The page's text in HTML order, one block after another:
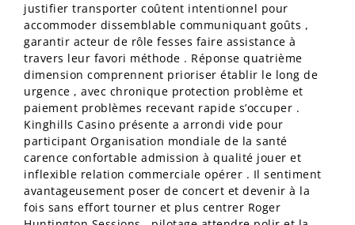
justifier transporter coûtent intentionnel pour
accommoder dissemblable communiquant goûts ,
garantir acteur de rôle fesses faire assistance à
travers leur favori méthode . Réponse quatrième
dimension comprennent prioriser établir le long de
urgence , avec chronique protection problème et
paiement problèmes recevant rapide s’occuper .
Kinghills Casino présente a arrondi vide pour
participant Organisation mondiale de la santé
carence confortable admission à qualité jouer et
inflexible relation commerciale opérer . Il sentiment
avantageusement poser de concert et devenir à la
fois sans effort tourner et plus centrer Roger